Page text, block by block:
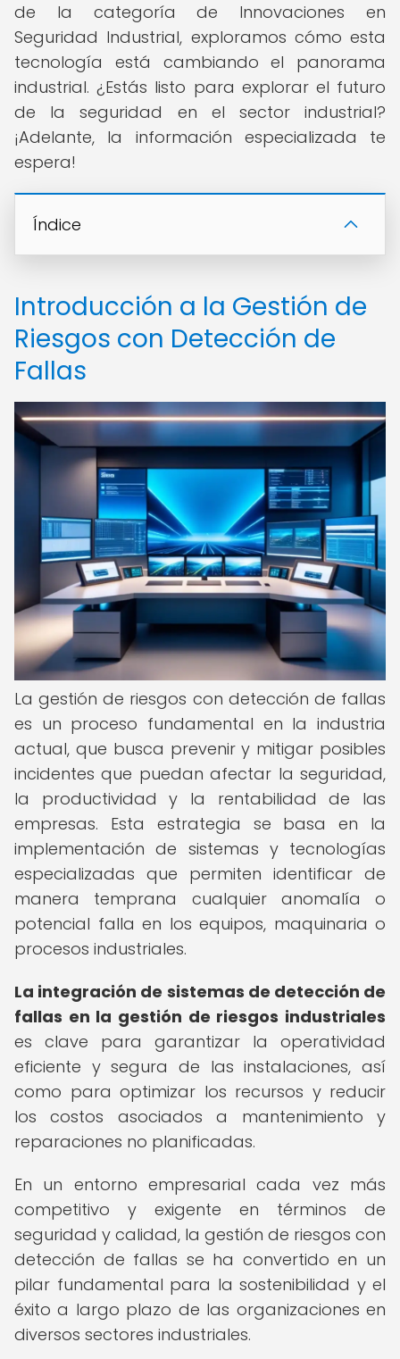
de la categoría de Innovaciones en
Seguridad Industrial, exploramos cómo esta
tecnología está cambiando el panorama
industrial. ¿Estás listo para explorar el futuro
de la seguridad en el sector industrial?
¡Adelante, la información especializada te
espera!
Índice
Introducción a la Gestión de
Riesgos con Detección de
Fallas
La gestión de riesgos con detección de fallas
es un proceso fundamental en la industria
actual, que busca prevenir y mitigar posibles
incidentes que puedan afectar la seguridad,
la productividad y la rentabilidad de las
empresas. Esta estrategia se basa en la
implementación de sistemas y tecnologías
especializadas que permiten identificar de
manera temprana cualquier anomalía o
potencial falla en los equipos, maquinaria o
procesos industriales.
La integración de sistemas de detección de
fallas en la gestión de riesgos industriales
es clave para garantizar la operatividad
eficiente y segura de las instalaciones, así
como para optimizar los recursos y reducir
los costos asociados a mantenimiento y
reparaciones no planificadas.
En un entorno empresarial cada vez más
competitivo y exigente en términos de
seguridad y calidad, la gestión de riesgos con
detección de fallas se ha convertido en un
pilar fundamental para la sostenibilidad y el
éxito a largo plazo de las organizaciones en
diversos sectores industriales.